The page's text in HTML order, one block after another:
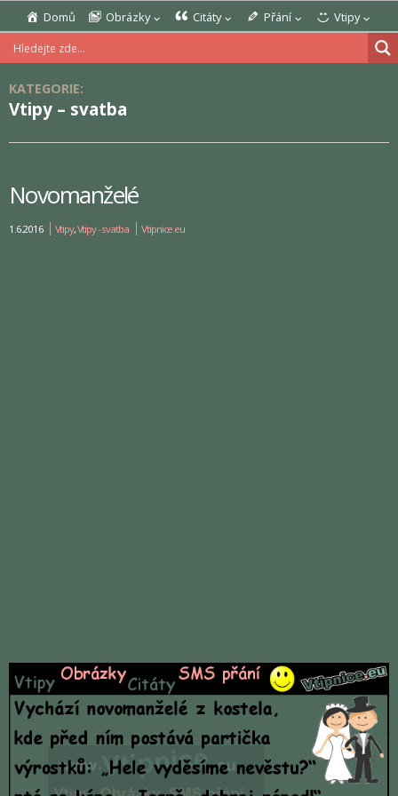
Domů Obrázky Citáty Přání Vtipy
KATEGORIE:
Vtipy – svatba
Novomanželé
1.6.2016 Vtipy,Vtipy - svatba Vtipnice.eu